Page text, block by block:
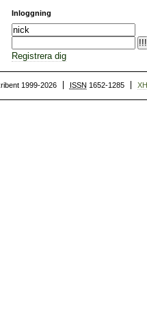
Inloggning
Registrera dig
1999-2026 ISSN 1652-1285